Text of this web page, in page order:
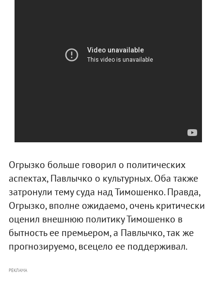
Огрызко больше говорил о политических
аспектах, Павлычко о культурных. Оба также
затронули тему суда над Тимошенко. Правда,
Огрызко, вполне ожидаемо, очень критически
оценил внешнюю политику Тимошенко в
бытность ее премьером, а Павлычко, так же
прогнозируемо, всецело ее поддерживал.
РЕКЛАМА